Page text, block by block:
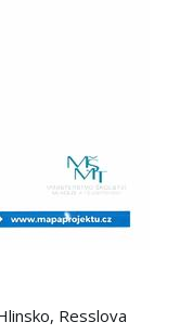
Resslova